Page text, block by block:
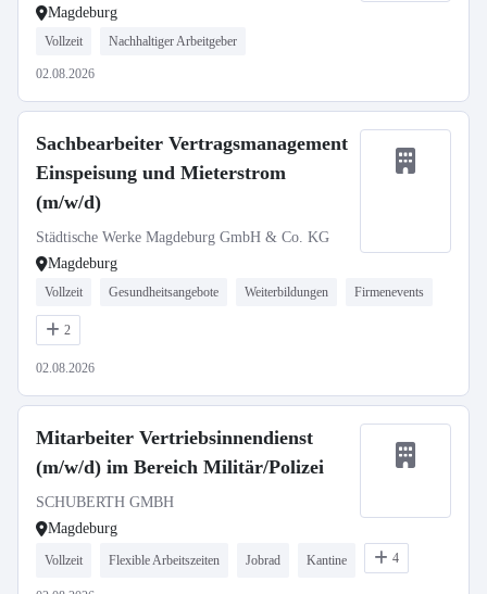
Magdeburg
Vollzeit Nachhaltiger Arbeitgeber
02.08.2026
Sachbearbeiter Vertragsmanagement
Einspeisung und Mieterstrom
(m/w/d)
Städtische Werke Magdeburg GmbH & Co. KG
Magdeburg
Vollzeit Gesundheitsangebote Weiterbildungen Firmenevents
2
02.08.2026
Mitarbeiter Vertriebsinnendienst
(m/w/d) im Bereich Militär/Polizei
SCHUBERTH GMBH
Magdeburg
Vollzeit Flexible Arbeitszeiten Jobrad Kantine 4